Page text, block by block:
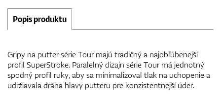
Popis produktu
Gripy na putter série Tour majú tradičný a najobľúbenejší
profil SuperStroke. Paralelný dizajn série Tour má jednotný
spodný profil ruky, aby sa minimalizoval tlak na uchopenie a
udržiavala dráha hlavy putteru pre konzistentnejší úder.